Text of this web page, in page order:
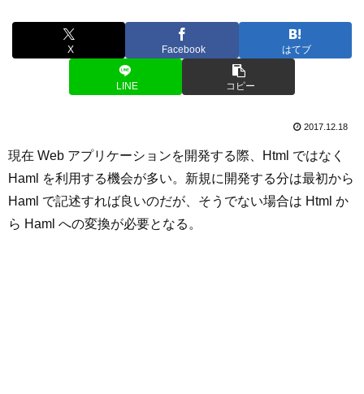
X Facebook はてブ
LINE コピー
2017.12.18
現在 Web アプリケーションを開発する際、Html ではなく
Haml を利用する機会が多い。新規に開発する分は最初から
Haml で記述すれば良いのだが、そうでない場合は Html か
ら Haml への変換が必要となる。